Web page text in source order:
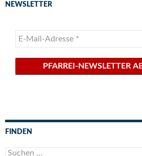
NEWSLETTER
FINDEN
Suchen